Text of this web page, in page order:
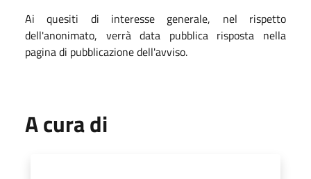
Ai quesiti di interesse generale, nel rispetto
dell'anonimato, verrà data pubblica risposta nella
pagina di pubblicazione dell'avviso.
A cura di